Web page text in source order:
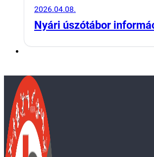
2026.04.08.
Nyári úszótábor